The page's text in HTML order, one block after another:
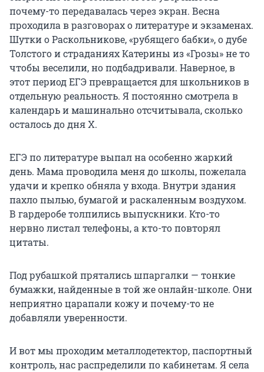
почему-то передавалась через экран. Весна
проходила в разговорах о литературе и экзаменах.
Шутки о Раскольникове, «рубящего бабки», о дубе
Толстого и страданиях Катерины из «Грозы» не то
чтобы веселили, но подбадривали. Наверное, в
этот период ЕГЭ превращается для школьников в
отдельную реальность. Я постоянно смотрела в
календарь и машинально отсчитывала, сколько
осталось до дня Х.
ЕГЭ по литературе выпал на особенно жаркий
день. Мама проводила меня до школы, пожелала
удачи и крепко обняла у входа. Внутри здания
пахло пылью, бумагой и раскаленным воздухом.
В гардеробе толпились выпускники. Кто-то
нервно листал телефоны, а кто-то повторял
цитаты.
Под рубашкой прятались шпаргалки — тонкие
бумажки, найденные в той же онлайн-школе. Они
неприятно царапали кожу и почему-то не
добавляли уверенности.
И вот мы проходим металлодетектор, паспортный
контроль, нас распределили по кабинетам. Я села